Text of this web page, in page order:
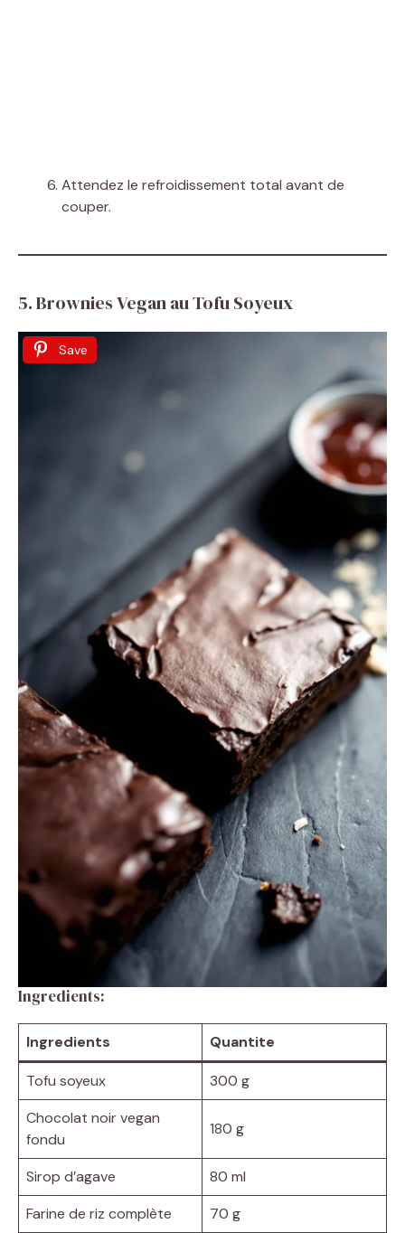
Attendez le refroidissement total avant de
couper.
5. Brownies Vegan au Tofu Soyeux
Save
Ingredients:
Ingredients Quantite
Tofu soyeux
300 g
Chocolat noir vegan
fondu
180 g
Sirop d’agave
80 ml
Farine de riz complète
70 g